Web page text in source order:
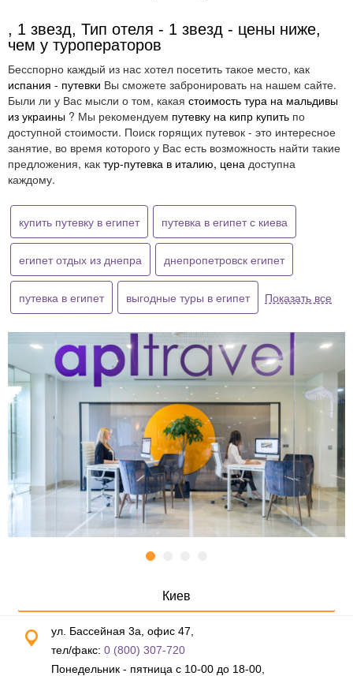
, 1 звезд, Тип отеля - 1 звезд - цены ниже,
чем у туроператоров
Бесспорно каждый из нас хотел посетить такое место, как
испания - путевки Вы сможете забронировать на нашем сайте.
Были ли у Вас мысли о том, какая стоимость тура на мальдивы
из украины ? Мы рекомендуем путевку на кипр купить по
доступной стоимости. Поиск горящих путевок - это интересное
занятие, во время которого у Вас есть возможность найти такие
предложения, как тур-путевка в италию, цена доступна
каждому.
купить путевку в египет путевка в египет с киева
египет отдых из днепра днепропетровск египет
путевка в египет выгодные туры в египет Показать все
Киев
ул. Бассейная 3а, офис 47,
тел/факс: 0 (800) 307-720
Понедельник - пятница с 10-00 до 18-00,